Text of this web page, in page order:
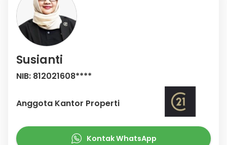
Susianti
NIB: 812021608****
Anggota Kantor Properti
Kontak WhatsApp